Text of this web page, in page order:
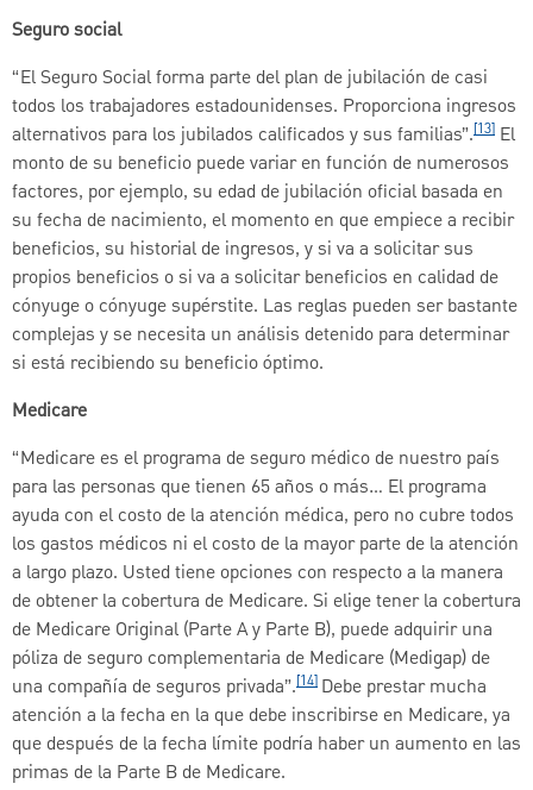
Seguro social
“El Seguro Social forma parte del plan de jubilación de casi
todos los trabajadores estadounidenses. Proporciona ingresos
alternativos para los jubilados calificados y sus familias”.[13] El
monto de su beneficio puede variar en función de numerosos
factores, por ejemplo, su edad de jubilación oficial basada en
su fecha de nacimiento, el momento en que empiece a recibir
beneficios, su historial de ingresos, y si va a solicitar sus
propios beneficios o si va a solicitar beneficios en calidad de
cónyuge o cónyuge supérstite. Las reglas pueden ser bastante
complejas y se necesita un análisis detenido para determinar
si está recibiendo su beneficio óptimo.
Medicare
“Medicare es el programa de seguro médico de nuestro país
para las personas que tienen 65 años o más… El programa
ayuda con el costo de la atención médica, pero no cubre todos
los gastos médicos ni el costo de la mayor parte de la atención
a largo plazo. Usted tiene opciones con respecto a la manera
de obtener la cobertura de Medicare. Si elige tener la cobertura
de Medicare Original (Parte A y Parte B), puede adquirir una
póliza de seguro complementaria de Medicare (Medigap) de
una compañía de seguros privada”.[14] Debe prestar mucha
atención a la fecha en la que debe inscribirse en Medicare, ya
que después de la fecha límite podría haber un aumento en las
primas de la Parte B de Medicare.